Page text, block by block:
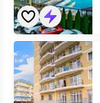
«Капкана
Бей-
Плаза»
отель
на